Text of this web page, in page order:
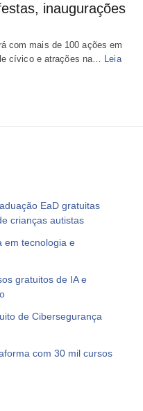
inaugurações
com mais de 100 ações em
cívico e atrações na… Leia
EaD gratuitas
crianças autistas
em tecnologia e
gratuitos de IA e
de Cibersegurança
com 30 mil cursos